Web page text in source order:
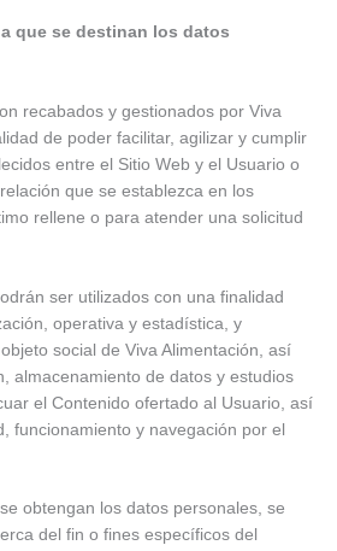
que se destinan los datos
recabados y gestionados por Viva
de poder facilitar, agilizar y cumplir
entre el Sitio Web y el Usuario o
que se establezca en los
rellene o para atender una solicitud
ser utilizados con una finalidad
operativa y estadística, y
social de Viva Alimentación, así
almacenamiento de datos y estudios
el Contenido ofertado al Usuario, así
funcionamiento y navegación por el
obtengan los datos personales, se
del fin o fines específicos del